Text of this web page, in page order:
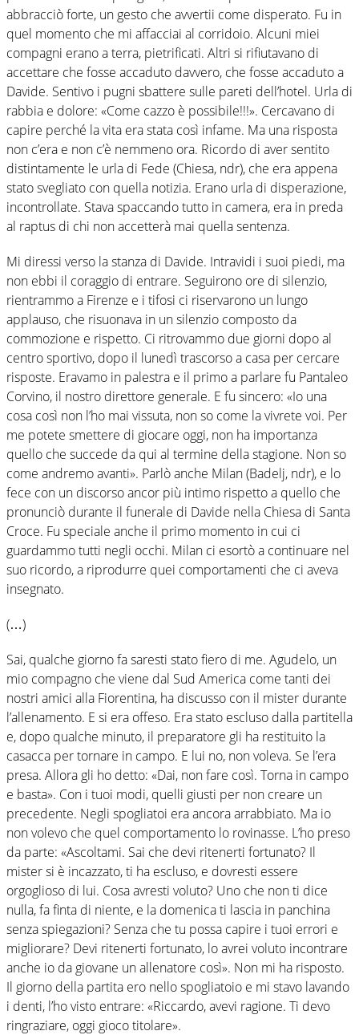
abbracciò forte, un gesto che avvertii come disperato. Fu in
quel momento che mi affacciai al corridoio. Alcuni miei
compagni erano a terra, pietrificati. Altri si rifiutavano di
accettare che fosse accaduto davvero, che fosse accaduto a
Davide. Sentivo i pugni sbattere sulle pareti dell’hotel. Urla di
rabbia e dolore: «Come cazzo è possibile!!!». Cercavano di
capire perché la vita era stata così infame. Ma una risposta
non c’era e non c’è nemmeno ora. Ricordo di aver sentito
distintamente le urla di Fede (Chiesa, ndr), che era appena
stato svegliato con quella notizia. Erano urla di disperazione,
incontrollate. Stava spaccando tutto in camera, era in preda
al raptus di chi non accetterà mai quella sentenza.
Mi diressi verso la stanza di Davide. Intravidi i suoi piedi, ma
non ebbi il coraggio di entrare. Seguirono ore di silenzio,
rientrammo a Firenze e i tifosi ci riservarono un lungo
applauso, che risuonava in un silenzio composto da
commozione e rispetto. Ci ritrovammo due giorni dopo al
centro sportivo, dopo il lunedì trascorso a casa per cercare
risposte. Eravamo in palestra e il primo a parlare fu Pantaleo
Corvino, il nostro direttore generale. E fu sincero: «Io una
cosa così non l’ho mai vissuta, non so come la vivrete voi. Per
me potete smettere di giocare oggi, non ha importanza
quello che succede da qui al termine della stagione. Non so
come andremo avanti». Parlò anche Milan (Badelj, ndr), e lo
fece con un discorso ancor più intimo rispetto a quello che
pronunciò durante il funerale di Davide nella Chiesa di Santa
Croce. Fu speciale anche il primo momento in cui ci
guardammo tutti negli occhi. Milan ci esortò a continuare nel
suo ricordo, a riprodurre quei comportamenti che ci aveva
insegnato.
(…)
Sai, qualche giorno fa saresti stato fiero di me. Agudelo, un
mio compagno che viene dal Sud America come tanti dei
nostri amici alla Fiorentina, ha discusso con il mister durante
l’allenamento. E si era offeso. Era stato escluso dalla partitella
e, dopo qualche minuto, il preparatore gli ha restituito la
casacca per tornare in campo. E lui no, non voleva. Se l’era
presa. Allora gli ho detto: «Dai, non fare così. Torna in campo
e basta». Con i tuoi modi, quelli giusti per non creare un
precedente. Negli spogliatoi era ancora arrabbiato. Ma io
non volevo che quel comportamento lo rovinasse. L’ho preso
da parte: «Ascoltami. Sai che devi ritenerti fortunato? Il
mister si è incazzato, ti ha escluso, e dovresti essere
orgoglioso di lui. Cosa avresti voluto? Uno che non ti dice
nulla, fa finta di niente, e la domenica ti lascia in panchina
senza spiegazioni? Senza che tu possa capire i tuoi errori e
migliorare? Devi ritenerti fortunato, lo avrei voluto incontrare
anche io da giovane un allenatore così». Non mi ha risposto.
Il giorno della partita ero nello spogliatoio e mi stavo lavando
i denti, l’ho visto entrare: «Riccardo, avevi ragione. Ti devo
ringraziare, oggi gioco titolare».